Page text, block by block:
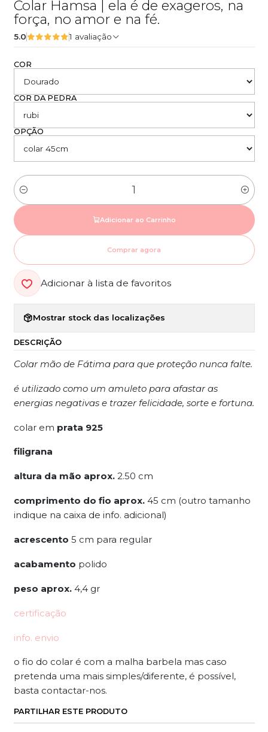
Colar Hamsa | ela é de exageros, na
força, no amor e na fé.
5.0 1 avaliação
COR
COR DA PEDRA
OPÇÃO
Quantidade
Adicionar ao Carrinho
Comprar agora
Adicionar à lista de favoritos
Mostrar stock das localizações
DESCRIÇÃO
Colar mão de Fátima para que proteção nunca falte.
é utilizado como um amuleto para afastar as
energias negativas e trazer felicidade, sorte e fortuna.
colar em prata 925
filigrana
altura da mão aprox.2.50 cm
comprimento do fio aprox.45 cm (outro tamanho
indique na caixa de info. adicional)
acrescento 5 cm para regular
acabamento polido
peso aprox.4,4 gr
certificação
info. envio
o fio do colar é com a malha barbela mas caso
pretenda uma mais simples/diferente, é possível,
basta contactar-nos.
PARTILHAR ESTE PRODUTO